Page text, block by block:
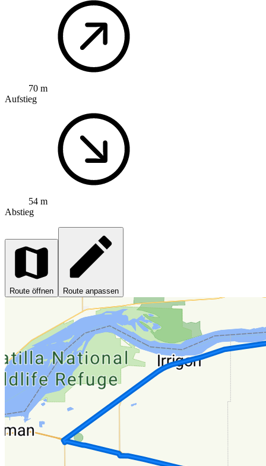
70 m
Aufstieg
54 m
Abstieg
Route öffnen Route anpassen